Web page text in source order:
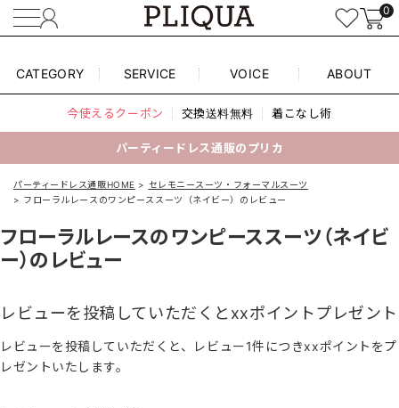
0
CATEGORY SERVICE VOICE ABOUT
今使えるクーポン 交換送料無料 着こなし術
パーティードレス通販のプリカ
パーティードレス通販HOME
セレモニースーツ・フォーマルスーツ
フローラルレースのワンピーススーツ（ネイビー）のレビュー
フローラルレースのワンピーススーツ（ネイビ
ー）のレビュー
レビューを投稿していただくとxxポイントプレゼント
レビューを投稿していただくと、レビュー1件につきxxポイントをプ
レゼントいたします。